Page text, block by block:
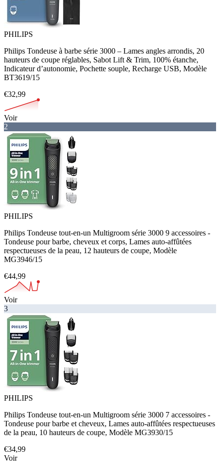
PHILIPS
Philips Tondeuse à barbe série 3000 – Lames angles arrondis, 20
hauteurs de coupe réglables, Sabot Lift & Trim, 100% étanche,
Indicateur d’autonomie, Pochette souple, Recharge USB, Modèle
BT3619/15
€32,99
Voir
2
PHILIPS
Philips Tondeuse tout-en-un Multigroom série 3000 9 accessoires -
Tondeuse pour barbe, cheveux et corps, Lames auto-affûtées
respectueuses de la peau, 12 hauteurs de coupe, Modèle
MG3946/15
€44,99
Voir
3
PHILIPS
Philips Tondeuse tout-en-un Multigroom série 3000 7 accessoires -
Tondeuse pour barbe et cheveux, Lames auto-affûtées respectueuses
de la peau, 10 hauteurs de coupe, Modèle MG3930/15
€34,99
Voir